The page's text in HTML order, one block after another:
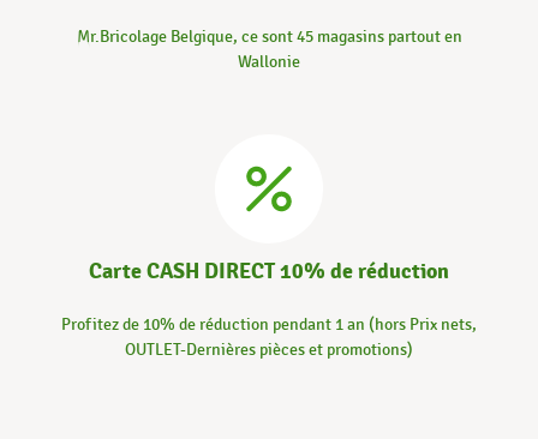
Mr.Bricolage Belgique, ce sont 45 magasins partout en
Wallonie
Carte CASH DIRECT 10% de réduction
Profitez de 10% de réduction pendant 1 an (hors Prix nets,
OUTLET-Dernières pièces et promotions)